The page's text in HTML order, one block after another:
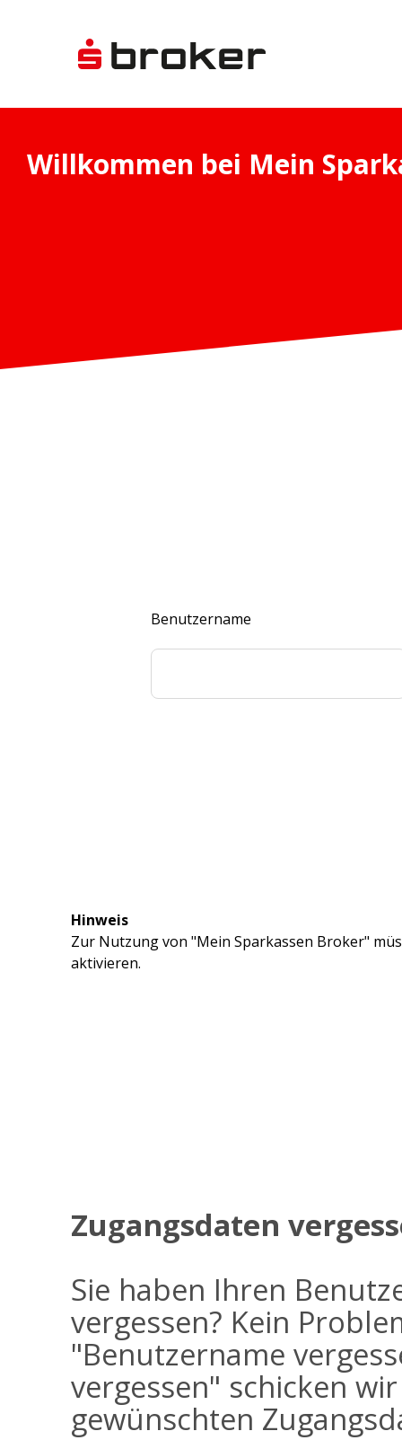
Benutzername
Hinweis
Zur Nutzung von "Mein Sparkassen Broker"
aktivieren.
Zugangsdaten
Sie haben Ihren
vergessen? Kein
"Benutzername
vergessen" schicken
gewünschten